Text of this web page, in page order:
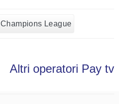
Champions League
Altri operatori Pay tv